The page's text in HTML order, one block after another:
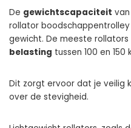
De gewichtscapaciteit
rollator
gewicht. De meeste rollators
belasting tussen 100 en 150
Dit zorgt ervoor dat je veilig
over de stevigheid.